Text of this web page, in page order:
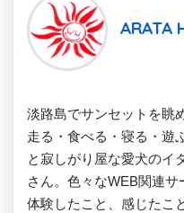
ARATA
淡路島でサンセットを眺
走る・食べる・寝る・遊
と寂しがり屋な愛犬のイ
さん。色々なWEB関連
体験したこと、感じたこ